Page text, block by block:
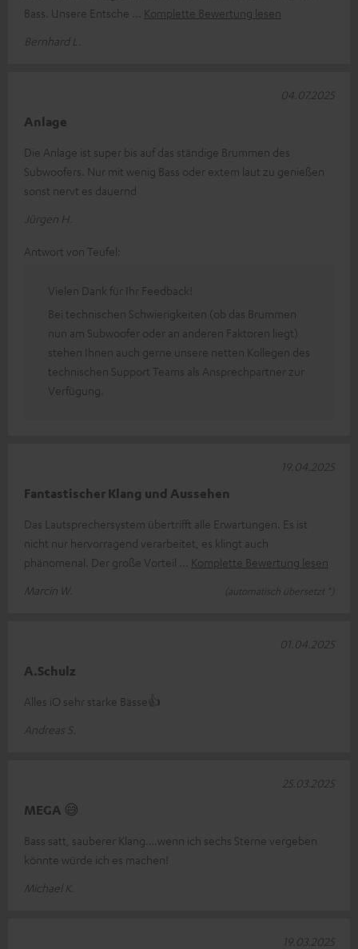
Bass. Unsere Entsche
Komplette Bewertung lesen
Bernhard L.
Anlage
Die Anlage ist super bis auf das ständige Brummen des
Subwoofers. Nur mit wenig Bass oder extem laut zu genießen
sonst nervt es dauernd
Jürgen H.
04.07.2025
Antwort von Teufel:
Vielen Dank für Ihr Feedback!
Bei technischen Schwierigkeiten (ob das Brummen
nun am Subwoofer oder an anderen Faktoren liegt)
stehen Ihnen auch gerne unsere netten Kollegen des
technischen Support Teams als Ansprechpartner zur
Verfügung.
Fantastischer Klang und Aussehen
Das Lautsprechersystem übertrifft alle Erwartungen. Es ist
nicht nur hervorragend verarbeitet, es klingt auch
phänomenal. Der große Vorteil
Komplette Bewertung lesen
Marcin W.
(automatisch übersetzt *)
19.04.2025
A.Schulz
Alles iO sehr starke Bässe👍
Andreas S.
01.04.2025
MEGA 😅
Bass satt, sauberer Klang….wenn ich sechs Sterne vergeben
könnte würde ich es machen!
Michael K.
25.03.2025
19.03.2025